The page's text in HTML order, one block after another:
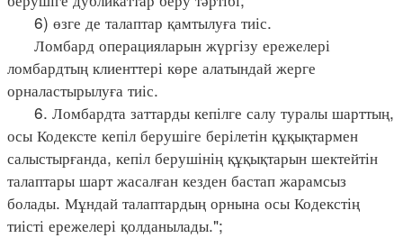
6) өзге де талаптар қамтылуға тиіс.
Ломбард операцияларын жүргізу ережелері
ломбардтың клиенттері көре алатындай жерге
орналастырылуға тиіс.
6. Ломбардта заттарды кепілге салу туралы шарттың,
осы Кодексте кепіл берушіге берілетін құқықтармен
салыстырғанда, кепіл берушінің құқықтарын шектейтін
талаптары шарт жасалған кезден бастап жарамсыз
болады. Мұндай талаптардың орнына осы Кодекстің
тиісті ережелері қолданылады.";